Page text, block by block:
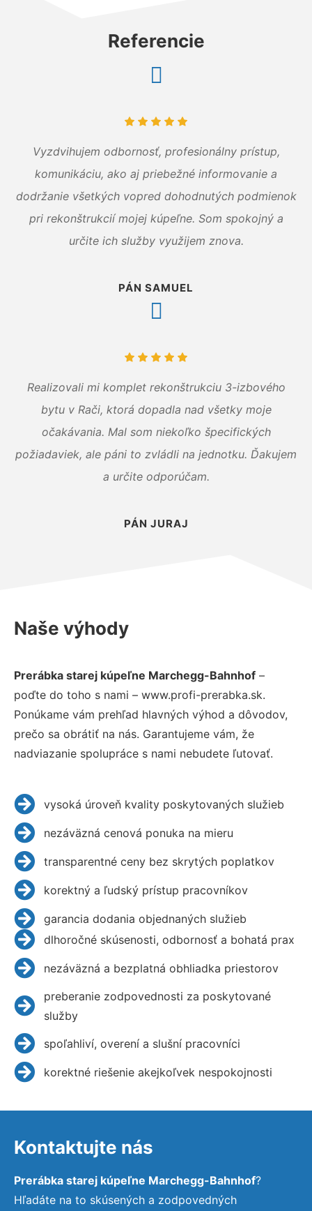
Referencie
Vyzdvihujem odbornosť, profesionálny prístup,
komunikáciu, ako aj priebežné informovanie a
dodržanie všetkých vopred dohodnutých podmienok
pri rekonštrukcií mojej kúpeľne. Som spokojný a
určite ich služby využijem znova.
PÁN SAMUEL
Realizovali mi komplet rekonštrukciu 3-izbového
bytu v Rači, ktorá dopadla nad všetky moje
očakávania. Mal som niekoľko špecifických
požiadaviek, ale páni to zvládli na jednotku. Ďakujem
a určite odporúčam.
PÁN JURAJ
Naše výhody
Prerábka starej kúpeľne Marchegg-Bahnhof –
poďte do toho s nami – www.profi-prerabka.sk.
Ponúkame vám prehľad hlavných výhod a dôvodov,
prečo sa obrátiť na nás. Garantujeme vám, že
nadviazanie spolupráce s nami nebudete ľutovať.
vysoká úroveň kvality poskytovaných služieb
nezáväzná cenová ponuka na mieru
transparentné ceny bez skrytých poplatkov
korektný a ľudský prístup pracovníkov
garancia dodania objednaných služieb
dlhoročné skúsenosti, odbornosť a bohatá prax
nezáväzná a bezplatná obhliadka priestorov
preberanie zodpovednosti za poskytované
služby
spoľahliví, overení a slušní pracovníci
korektné riešenie akejkoľvek nespokojnosti
Kontaktujte nás
Prerábka starej kúpeľne Marchegg-Bahnhof?
Hľadáte na to skúsených a zodpovedných